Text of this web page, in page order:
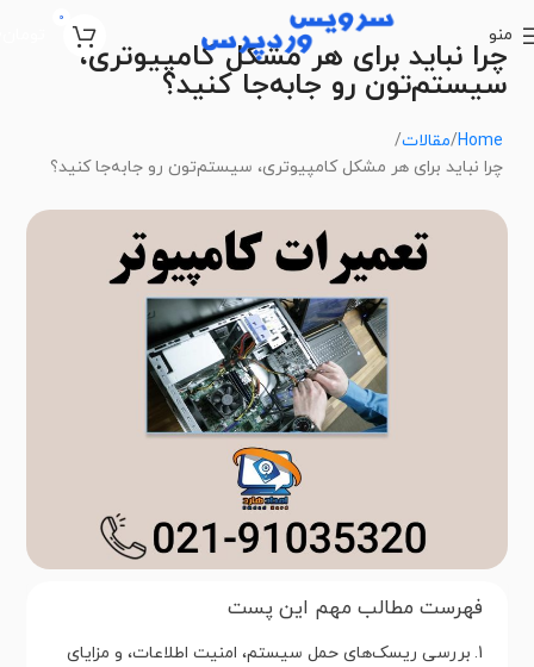
منو
0
چرا نباید برای هر مشکل کامپیوتری،
سیستم‌تون رو جابه‌جا کنید؟
Home مقالات
چرا نباید برای هر مشکل کامپیوتری، سیستم‌تون رو جابه‌جا کنید؟
فهرست مطالب مهم این پست
بررسی ریسک‌های حمل سیستم، امنیت اطلاعات، و مزایای